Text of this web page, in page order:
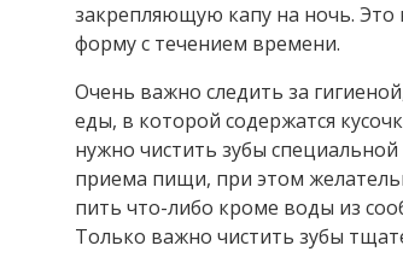
закрепляющую капу на ночь. Это
форму с течением времени.
Очень важно следить за
еды, в которой содержатся
нужно чистить зубы
приема пищи, при этом
пить что-либо кроме воды из
Только важно чистить зубы